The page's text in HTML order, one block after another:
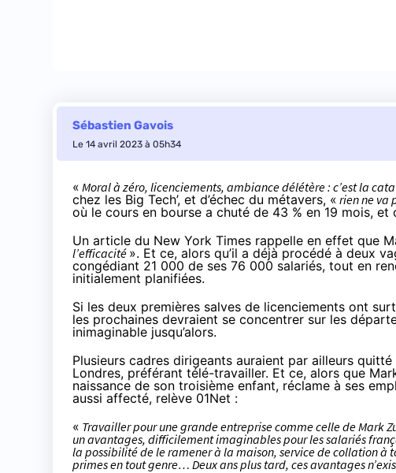
Sébastien Gavois
Le 14 avril 2023 à 05h34
« Moral à zéro, licenciements, ambiance délétère : c’est la
chez les Big Tech’, et d’échec du métavers, « rien ne va
où le cours en bourse a chuté de 43 % en 19 mois, et
Un article du New York Times rappelle en effet que
l’efficacité ». Et ce, alors qu’il a déjà procédé à deux
congédiant 21 000 de ses 76 000 salariés, tout en
initialement planifiées.
Si les deux premières salves de licenciements ont
les prochaines devraient se concentrer sur les
inimaginable jusqu’alors.
Plusieurs cadres dirigeants auraient par ailleurs
Londres, préférant télé-travailler. Et ce, alors que
naissance de son troisième enfant, réclame à ses
aussi affecté, relève 01Net :
« Travailler pour une grande entreprise comme celle de Mark
un avantages, difficilement imaginables pour les salariés
la possibilité de le ramener à la maison, service de collation
primes en tout genre… Deux ans plus tard, ces avantages